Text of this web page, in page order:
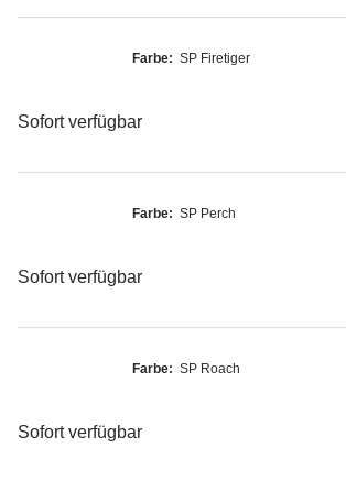
Farbe: SP Firetiger
Sofort verfügbar
Farbe: SP Perch
Sofort verfügbar
Farbe: SP Roach
Sofort verfügbar